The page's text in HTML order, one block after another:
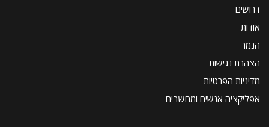
דרושים
אודות
הנמר
הצהרת נגישות
מדיניות הפרטיות
אפליקציה אנשים ומחשבים